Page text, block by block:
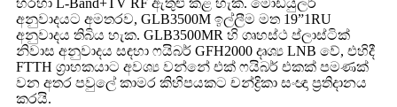
අනුවාදයට අමතරව, GLB3500M ඉල්ලීම මත 19”1RU
අනුවාදය තිබිය හැක. GLB3500MR හි ගෘහස්ථ ප්ලාස්ටික්
නිවාස අනුවාදය සඳහා ෆයිබර් GFH2000 දෘශ්‍ය LNB වේ, එහිදී
FTTH ග්‍රාහකයාට අවශ්‍ය වන්නේ එක් ෆයිබර් එකක් පමණක්
වන අතර පවුලේ කාමර කිහිපයකට චන්ද්‍රිකා සංඥා ප්‍රතිදානය
කරයි.